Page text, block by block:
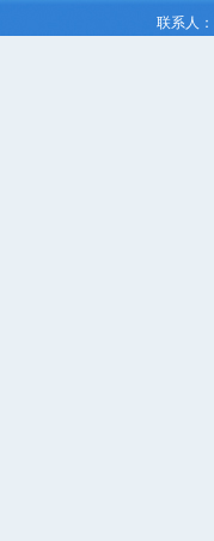
联系人：